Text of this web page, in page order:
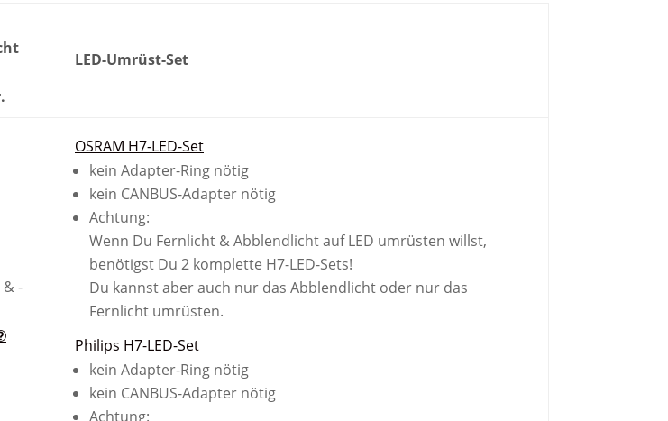
LED-Umrüst-Set
& -
OSRAM H7-LED-Set
kein Adapter-Ring nötig
kein CANBUS-Adapter nötig
Achtung:
Wenn Du Fernlicht & Abblendlicht auf LED umrüsten willst,
benötigst Du 2 komplette H7-LED-Sets!
Du kannst aber auch nur das Abblendlicht oder nur das
Fernlicht umrüsten.
Philips H7-LED-Set
kein Adapter-Ring nötig
kein CANBUS-Adapter nötig
Achtung: